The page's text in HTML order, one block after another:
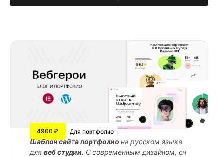
4900 ₽ Для портфолио
Шаблон сайта портфолио на русском языке
для веб студии. С современным дизайном, он